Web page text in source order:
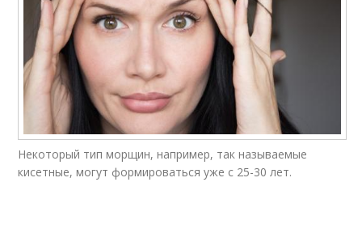
Корейские кремы Корейский крем
Крем для сухой кожи Маски для лица
Крем для лица
Антивозрастные
Некоторый тип морщин, например, так называемые
кисетные, могут формироваться уже с 25-30 лет.